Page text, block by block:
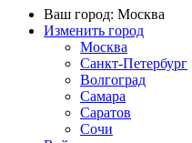
Ваш город: Москва
Изменить город
Москва
Санкт-Петербург
Волгоград
Самара
Саратов
Сочи